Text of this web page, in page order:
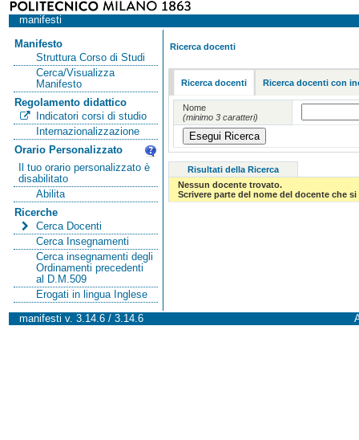
manifesti
Manifesto
Struttura Corso di Studi
Cerca/Visualizza
Manifesto
Regolamento didattico
Indicatori corsi di studio
Internazionalizzazione
Orario Personalizzato
Il tuo orario personalizzato è
disabilitato
Abilita
Ricerche
Cerca Docenti
Cerca Insegnamenti
Cerca insegnamenti degli
Ordinamenti precedenti
al D.M.509
Erogati in lingua Inglese
Ricerca docenti
Ricerca docenti Ricerca docenti con
Nome
(minimo 3 caratteri)
Risultati della Ricerca
Nessun docente trovato.
Scrivere parte del nome del docente che
manifesti v. 3.14.6 / 3.14.6